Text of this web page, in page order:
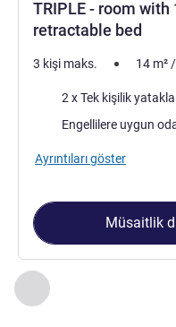
Önceki - Oda
Sayfa , Oda 1 :
TRIPLE - room with
retractable bed
3 kişi maks. 14 m²/
2 x Tek kişilik
Engellilere uygun
Ayrıntıları göster
Müsaitlik